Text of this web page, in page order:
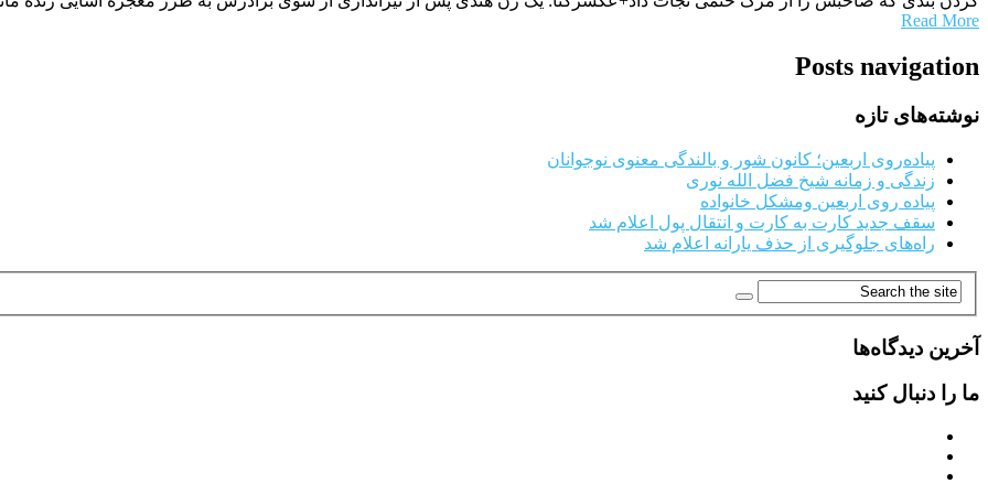
Read More
Posts navigation
نوشته‌های تازه
پیاده‌روی اربعین؛ کانون شور و بالندگی معنوی نوجوانان
زندگی و زمانه شیخ فضل الله نوری
پیاده روی اربعین ومشکل خانواده
سقف جدید کارت به کارت و انتقال پول اعلام شد
راه‌های جلوگیری از حذف یارانه اعلام شد
آخرین دیدگاه‌ها
ما را دنبال کنید